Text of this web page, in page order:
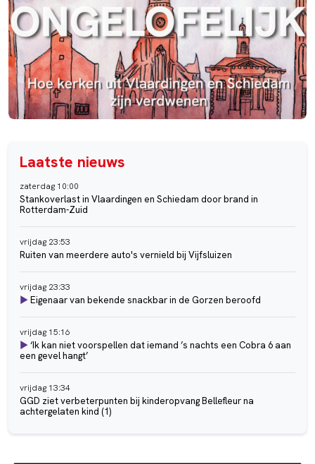
Laatste nieuws
zaterdag 10:00
Stankoverlast in Vlaardingen en Schiedam door brand in
Rotterdam-Zuid
vrijdag 23:53
Ruiten van meerdere auto's vernield bij Vijfsluizen
vrijdag 23:33
► Eigenaar van bekende snackbar in de Gorzen beroofd
vrijdag 15:16
► ‘Ik kan niet voorspellen dat iemand ’s nachts een Cobra 6 aan
een gevel hangt’
vrijdag 13:34
GGD ziet verbeterpunten bij kinderopvang Bellefleur na
achtergelaten kind (1)